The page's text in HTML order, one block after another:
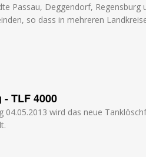
Passau, Deggendorf, Regensburg
so dass in mehreren
TLF 4000
04.05.2013 wird das neue